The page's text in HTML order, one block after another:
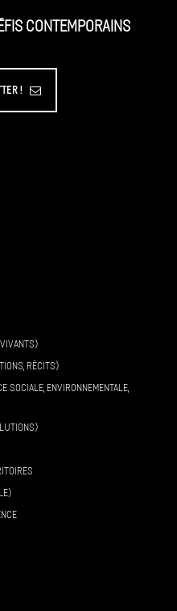
contemporains
!
RÉCITS)
SOCIALE, ENVIRONNEMENTALE,